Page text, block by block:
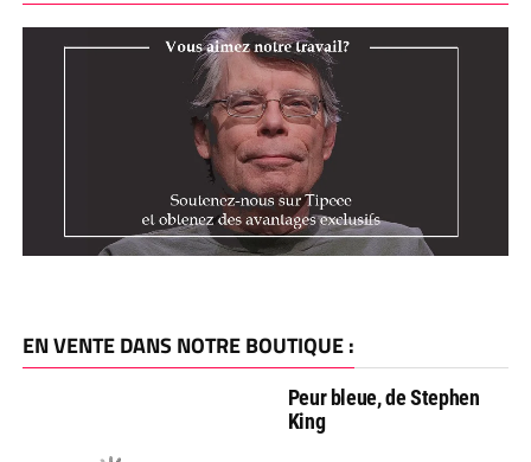
EN VENTE DANS NOTRE BOUTIQUE :
Peur bleue, de Stephen
King